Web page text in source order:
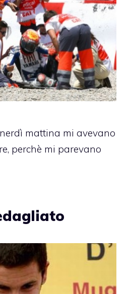
mattina mi avevano
perchè mi parevano